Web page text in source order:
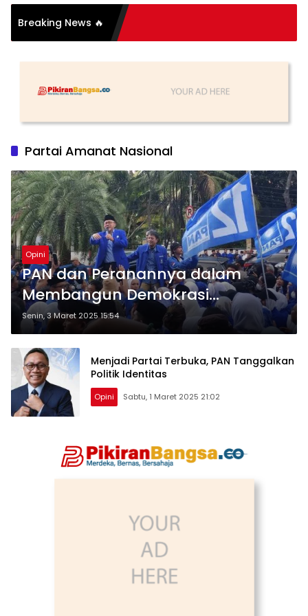
Breaking News 🔥
Organisasi: Antara
Substansi
Partai Amanat Nasional
Opini
PAN dan Peranannya dalam
Membangun Demokrasi
Indonesia yang Lebih Inklusif
Senin, 3 Maret 2025 15:54
Menjadi Partai Terbuka, PAN Tanggalkan
Politik Identitas
Opini Sabtu, 1 Maret 2025 21:02